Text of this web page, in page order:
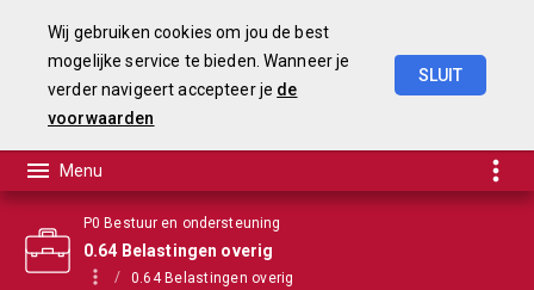
P0 Bestuur en ondersteuning
0.64 Belastingen overig
0.64 Belastingen overig
Wij gebruiken cookies om jou de best
mogelijke service te bieden. Wanneer je
verder navigeert accepteer je de
voorwaarden
SLUIT